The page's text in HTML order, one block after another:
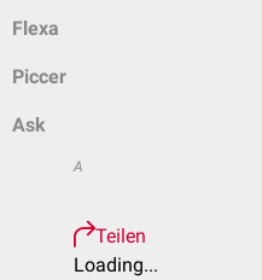
Flexa
Piccer
Ask
A
Teilen
Loading...